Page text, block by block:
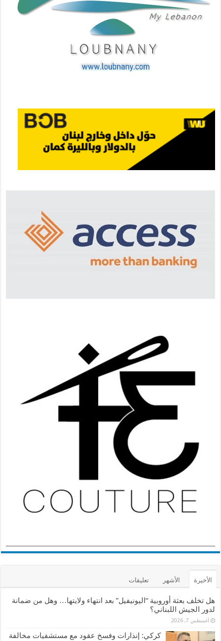
الأخيرة الأشهر تعليقات
هل تخلف بعثة أوروبية “اليونيفيل” بعد انتهاء ولايتها… وهل من ضمانة
لدور الجيش اللبناني؟
أغسطس 7, 2026
كركي: إنذارات وفسخ عقود مع مستشفيات مخالفة